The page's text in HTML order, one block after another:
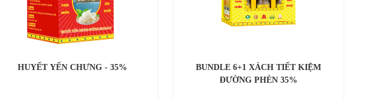
HUYẾT YẾN CHƯNG - 35%
BUNDLE 6+1 XÁCH TIẾT KIỆM
ĐƯỜNG PHÈN 35%